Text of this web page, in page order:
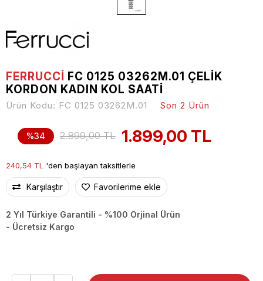
FERRUCCİ FC 0125 03262M.01 ÇELIK
KORDON KADIN KOL SAATI
Ürün Kodu: FC 0125 03262M.01 Son 2 Ürün
%34 2.899,00 TL 1.899,00 TL
240,54 TL 'den başlayan taksitlerle
Karşılaştır Favorilerime ekle
2 Yıl Türkiye Garantili - %100 Orjinal Ürün
- Ücretsiz Kargo